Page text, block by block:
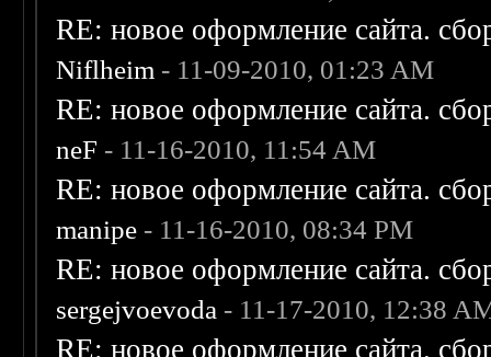
RE: новое оформление сайта.
Niflheim - 11-09-2010, 01:23 AM
RE: новое оформление сайта.
neF - 11-16-2010, 11:54 AM
RE: новое оформление сайта.
manipe - 11-16-2010, 08:34 PM
RE: новое оформление сайта.
sergejvoevoda - 11-17-2010, 12:38
RE: новое оформление сайта.